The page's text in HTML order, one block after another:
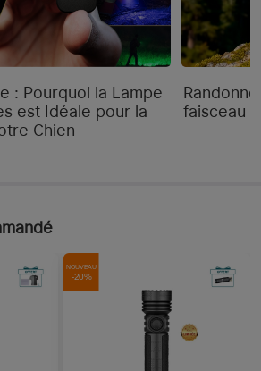
: Pourquoi la Lampe
est Idéale pour la
Chien
faisceau
NOUVEAU
-20%